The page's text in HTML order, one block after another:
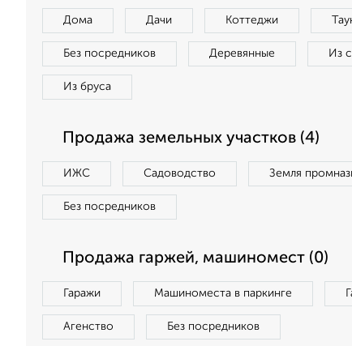
Дома Дачи Коттеджи
Без посредников Деревянные Из
Из бруса
Продажа земельных участков (4)
ИЖС Садоводство Земля
Без посредников
Продажа гаржей, машиномест (0)
Гаражи Машиноместа в паркинге
Агенство Без посредников